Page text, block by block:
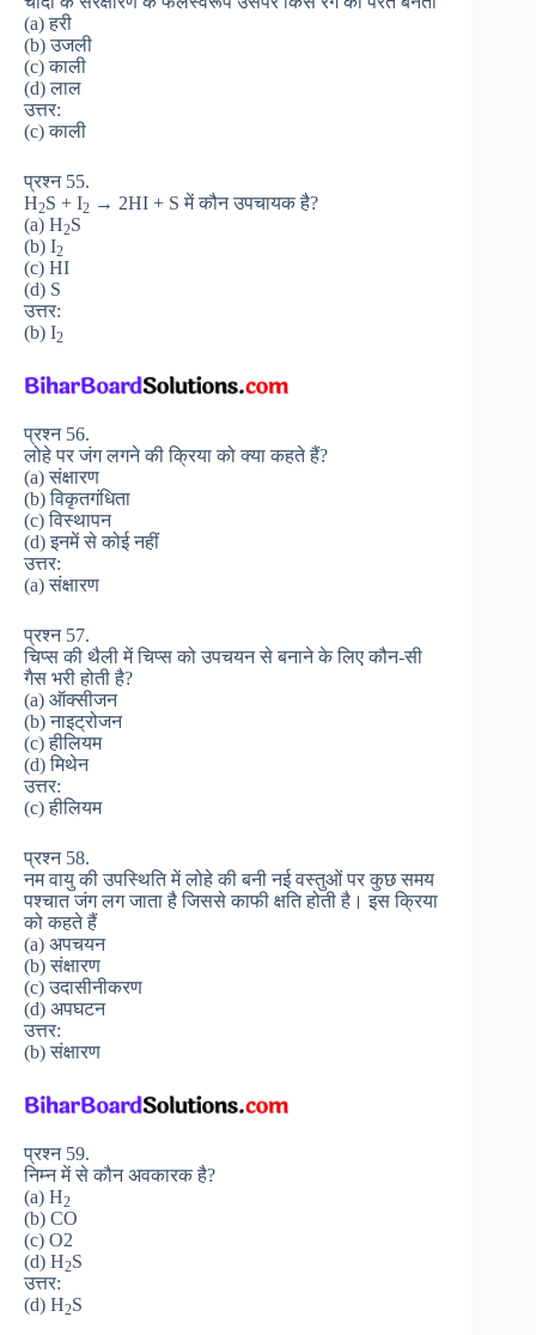
(a) हरी
(b) उजली
(c) काली
(d) लाल
उत्तर:
(c) काली
प्रश्न 55.
H2S + I2 → 2HI + S में कौन उपचायक है?
(a) H2S
(b) I2
(c) HI
(d) S
उत्तर:
(b) I2
प्रश्न 56.
लोहे पर जंग लगने की क्रिया को क्या कहते हैं?
(a) संक्षारण
(b) विकृतगंधिता
(c) विस्थापन
(d) इनमें से कोई नहीं
उत्तर:
(a) संक्षारण
प्रश्न 57.
चिप्स की थैली में चिप्स को उपचयन से बनाने के लिए कौन-सी
गैस भरी होती है?
(a) ऑक्सीजन
(b) नाइट्रोजन
(c) हीलियम
(d) मिथेन
उत्तर:
(c) हीलियम
प्रश्न 58.
नम वायु की उपस्थिति में लोहे की बनी नई वस्तुओं पर कुछ समय
पश्चात जंग लग जाता है जिससे काफी क्षति होती है। इस क्रिया
को कहते हैं
(a) अपचयन
(b) संक्षारण
(c) उदासीनीकरण
(d) अपघटन
उत्तर:
(b) संक्षारण
प्रश्न 59.
निम्न में से कौन अवकारक है?
(a) H2
(b) CO
(c) O2
(d) H2S
उत्तर:
(d) H2S